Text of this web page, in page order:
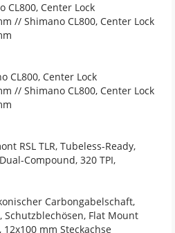
Center Lock
// Shimano CL800, Center Lock
CL800, Center Lock
// Shimano CL800, Center Lock
RSL TLR, Tubeless-Ready,
Compound, 320 TPI,
Carbongabelschaft,
Flat Mount
mm Steckachse